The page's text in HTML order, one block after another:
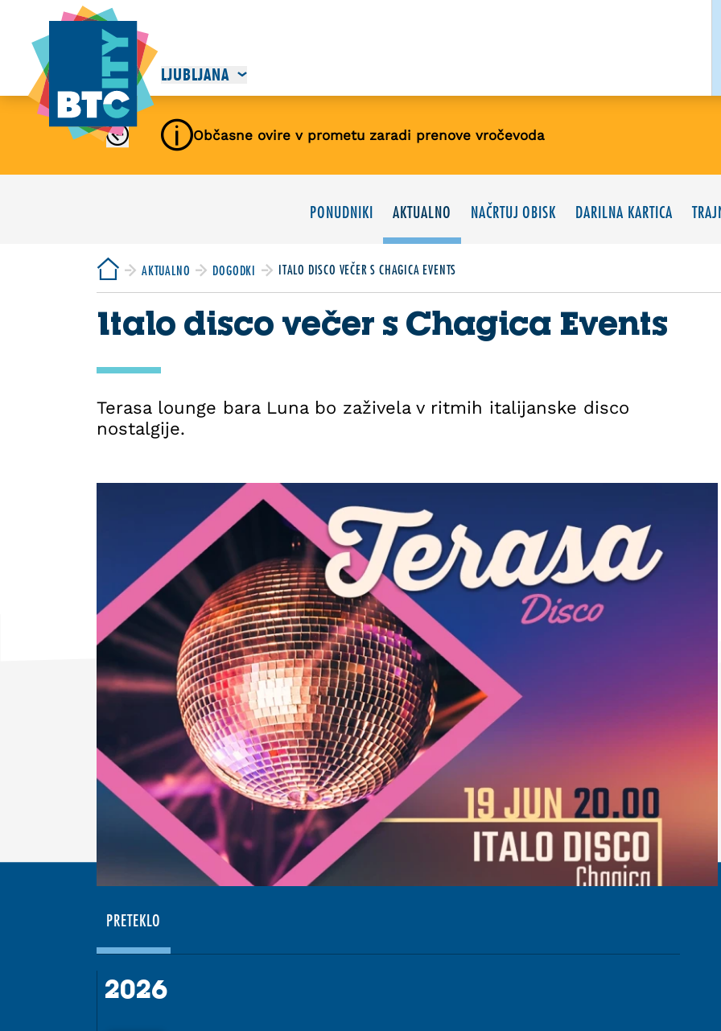
LJUBLJANA
Občasne ovire v prometu zaradi prenove vročevoda
PONUDNIKI AKTUALNO NAČRTUJ OBISK DARILNA KARTICA
AKTUALNO DOGODKI ITALO DISCO VEČER S CHAGICA EVENTS
Italo disco večer s Chagica Events
Terasa lounge bara Luna bo zaživela v ritmih italijanske disco
nostalgije.
PRETEKLO
2026
2026